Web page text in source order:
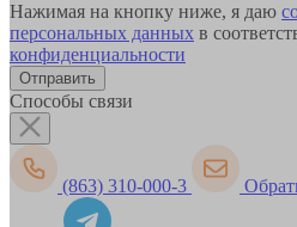
Нажимая на кнопку ниже, я даю
персональных данных в
конфиденциальности
Способы связи
(863) 310-000-3